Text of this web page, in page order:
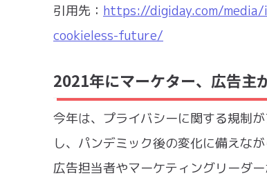
引用先： https://digiday.com/
cookieless-future/
2021年にマーケター、広告主
今年は、プライバシーに関する規制
し、パンデミック後の変化に備えな
広告担当者やマーケティングリーダ